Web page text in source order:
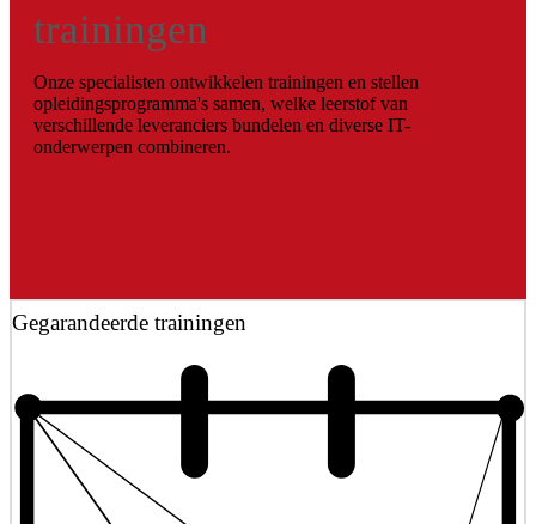
trainingen
Onze specialisten ontwikkelen trainingen en stellen
opleidingsprogramma's samen, welke leerstof van
verschillende leveranciers bundelen en diverse IT-
onderwerpen combineren.
Gegarandeerde trainingen